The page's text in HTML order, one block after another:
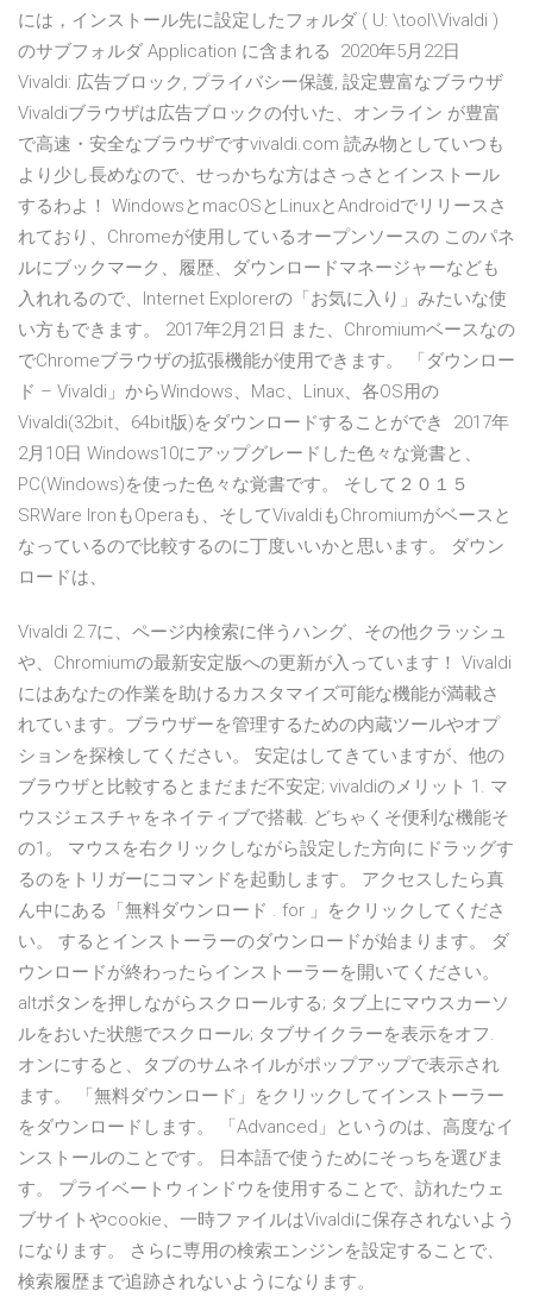
には，インストール先に設定したフォルダ ( U: \tool\Vivaldi )
のサブフォルダ Application に含まれる 2020年5月22日
Vivaldi: 広告ブロック, プライバシー保護, 設定豊富なブラウザ
Vivaldiブラウザは広告ブロックの付いた、オンライン が豊富
で高速・安全なブラウザですvivaldi.com 読み物としていつも
より少し長めなので、せっかちな方はさっさとインストール
するわよ！ WindowsとmacOSとLinuxとAndroidでリリースさ
れており、Chromeが使用しているオープンソースの このパネ
ルにブックマーク、履歴、ダウンロードマネージャーなども
入れれるので、Internet Explorerの「お気に入り」みたいな使
い方もできます。 2017年2月21日 また、Chromiumベースなの
でChromeブラウザの拡張機能が使用できます。 「ダウンロー
ド – Vivaldi」からWindows、Mac、Linux、各OS用の
Vivaldi(32bit、64bit版)をダウンロードすることができ 2017年
2月10日 Windows10にアップグレードした色々な覚書と、
PC(Windows)を使った色々な覚書です。 そして２０１５
SRWare IronもOperaも、そしてVivaldiもChromiumがベースと
なっているので比較するのに丁度いいかと思います。 ダウン
ロードは、
Vivaldi 2.7に、ページ内検索に伴うハング、その他クラッシュ
や、Chromiumの最新安定版への更新が入っています！ Vivaldi
にはあなたの作業を助けるカスタマイズ可能な機能が満載さ
れています。ブラウザーを管理するための内蔵ツールやオプ
ションを探検してください。 安定はしてきていますが、他の
ブラウザと比較するとまだまだ不安定; vivaldiのメリット 1. マ
ウスジェスチャをネイティブで搭載. どちゃくそ便利な機能そ
の1。 マウスを右クリックしながら設定した方向にドラッグす
るのをトリガーにコマンドを起動します。 アクセスしたら真
ん中にある「無料ダウンロード . for 」をクリックしてくださ
い。 するとインストーラーのダウンロードが始まります。 ダ
ウンロードが終わったらインストーラーを開いてください。
altボタンを押しながらスクロールする; タブ上にマウスカーソ
ルをおいた状態でスクロール; タブサイクラーを表示をオフ.
オンにすると、タブのサムネイルがポップアップで表示され
ます。 「無料ダウンロード」をクリックしてインストーラー
をダウンロードします。 「Advanced」というのは、高度なイ
ンストールのことです。 日本語で使うためにそっちを選びま
す。 プライベートウィンドウを使用することで、訪れたウェ
ブサイトやcookie、一時ファイルはVivaldiに保存されないよう
になります。 さらに専用の検索エンジンを設定することで、
検索履歴まで追跡されないようになります。